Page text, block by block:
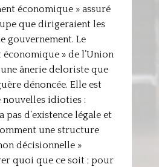
économique » assuré
que dirigeraient les
gouvernement. Le
économique » de l’Union
ânerie deloriste que
dénoncée. Elle est
nouvelles idioties :
pas d’existence légale et
une structure
décisionnelle »
quoi que ce soit ; pour